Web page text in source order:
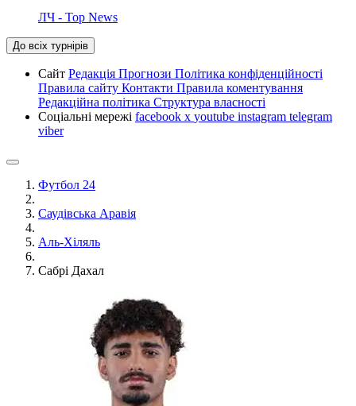
ЛЧ - Top News
До всіх турнірів
Сайт Редакція Прогнози Політика конфіденційності
Правила сайту Контакти Правила коментування
Редакційна політика Структура власності
Соціальні мережі facebook x youtube instagram telegram
viber
Футбол 24
Саудівська Аравія
Аль-Хіляль
Сабрі Дахал